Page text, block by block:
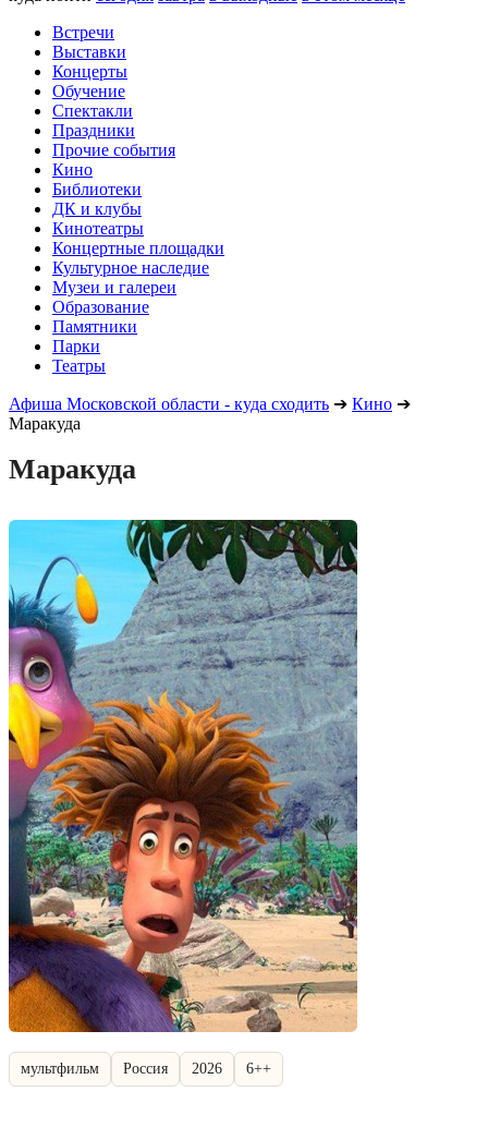
Встречи
Выставки
Концерты
Обучение
Спектакли
Праздники
Прочие события
Кино
Библиотеки
ДК и клубы
Кинотеатры
Концертные площадки
Культурное наследие
Музеи и галереи
Образование
Памятники
Парки
Театры
Афиша Московской области - куда сходить ➔ Кино ➔
Маракуда
Маракуда
мультфильм Россия 2026 6++